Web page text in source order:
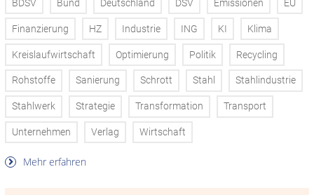
BDSV Bund Deutschland DSV Emissionen EU
Finanzierung HZ Industrie ING KI Klima
Kreislaufwirtschaft Optimierung Politik Recycling
Rohstoffe Sanierung Schrott Stahl Stahlindustrie
Stahlwerk Strategie Transformation Transport
Unternehmen Verlag Wirtschaft
Mehr erfahren